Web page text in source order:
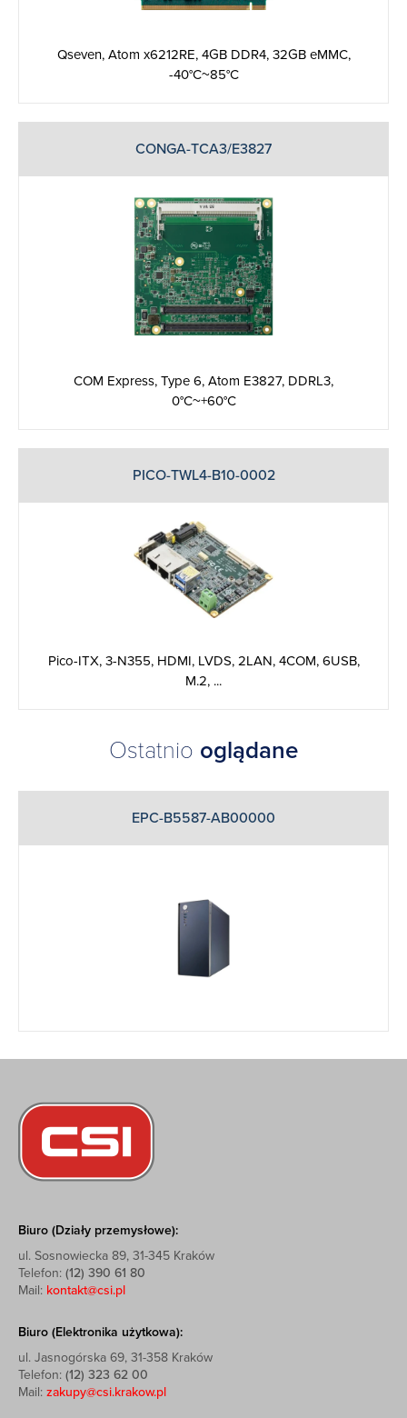
Qseven, Atom x6212RE, 4GB DDR4, 32GB eMMC,
-40°C~85°C
CONGA-TCA3/E3827
COM Express, Type 6, Atom E3827, DDRL3,
0°C~+60°C
PICO-TWL4-B10-0002
Pico-ITX, 3-N355, HDMI, LVDS, 2LAN, 4COM, 6USB,
M.2, ...
Ostatnio oglądane
EPC-B5587-AB00000
Biuro (Działy przemysłowe):
ul. Sosnowiecka 89, 31-345 Kraków
Telefon: (12) 390 61 80
Mail: kontakt@csi.pl
Biuro (Elektronika użytkowa):
ul. Jasnogórska 69, 31-358 Kraków
Telefon: (12) 323 62 00
Mail: zakupy@csi.krakow.pl